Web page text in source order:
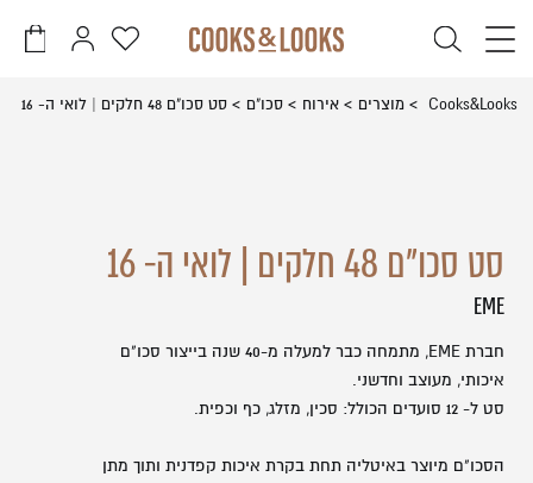
פתיחת
עגלה
פתיחת
משתמשמועדפים
סגור
זכור אותי
Cooks&Looks מוצרים אירוח סכו"ם סט סכו"ם 48 חלקים | לואי ה- 16
סט סכו"ם 48 חלקים | לואי ה- 16
EME
חברת EME, מתמחה כבר למעלה מ-40 שנה בייצור סכו"ם
איכותי, מעוצב וחדשני.
סט ל- 12 סועדים הכולל: סכין, מזלג, כף וכפית.
הסכו"ם מיוצר באיטליה תחת בקרת איכות קפדנית ותוך מתן